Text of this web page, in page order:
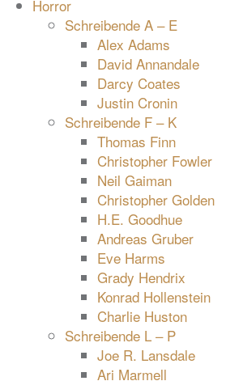
Horror
Schreibende A – E
Alex Adams
David Annandale
Darcy Coates
Justin Cronin
Schreibende F – K
Thomas Finn
Christopher Fowler
Neil Gaiman
Christopher Golden
H.E. Goodhue
Andreas Gruber
Eve Harms
Grady Hendrix
Konrad Hollenstein
Charlie Huston
Schreibende L – P
Joe R. Lansdale
Ari Marmell